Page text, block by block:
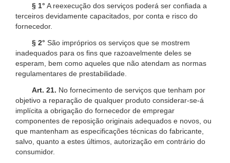
§ 1° A reexecução dos serviços poderá ser confiada a
terceiros devidamente capacitados, por conta e risco do
fornecedor.
§ 2° São impróprios os serviços que se mostrem
inadequados para os fins que razoavelmente deles se
esperam, bem como aqueles que não atendam as normas
regulamentares de prestabilidade.
Art. 21. No fornecimento de serviços que tenham por
objetivo a reparação de qualquer produto considerar-se-á
implícita a obrigação do fornecedor de empregar
componentes de reposição originais adequados e novos, ou
que mantenham as especificações técnicas do fabricante,
salvo, quanto a estes últimos, autorização em contrário do
consumidor.